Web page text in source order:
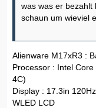
was was er bezahlt
schaun um wieviel
Alienware M17xR3 :
Processor : Intel
4C)
Display : 17.3in
WLED LCD